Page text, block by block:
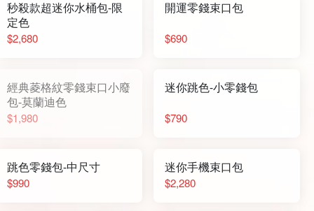
秒殺款超迷你水桶包-限
定色
$2,680
開運零錢束口包
$690
經典菱格紋零錢束口小廢
包-莫蘭迪色
$1,980
迷你跳色-小零錢包
$790
跳色零錢包-中尺寸
$990
迷你手機束口包
$2,280